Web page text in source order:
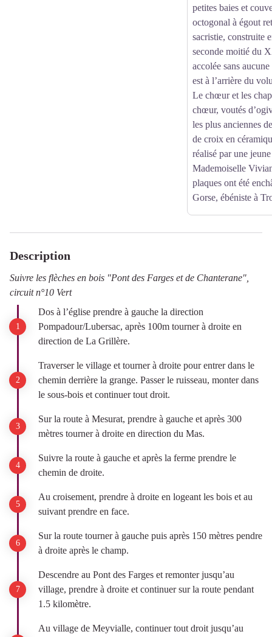
petites baies et
octogonal à égout
sacristie, construite
seconde moitié du
accolée sans
est à l’arrière du
Le chœur et les
chœur, voutés
les plus anciennes
de croix en
réalisé par une
Mademoiselle
plaques ont été
Gorse, ébéniste à
Description
Suivre les flèches en bois "Pont des Farges et de Chanterane",
circuit n°10 Vert
Dos à l’église prendre à gauche la direction
Pompadour/Lubersac, après 100m tourner à droite en
direction de La Grillère.
Traverser le village et tourner à droite pour entrer dans le
chemin derrière la grange. Passer le ruisseau, monter dans
le sous-bois et continuer tout droit.
Sur la route à Mesurat, prendre à gauche et après 300
mètres tourner à droite en direction du Mas.
Suivre la route à gauche et après la ferme prendre le
chemin de droite.
Au croisement, prendre à droite en logeant les bois et au
suivant prendre en face.
Sur la route tourner à gauche puis après 150 mètres pendre
à droite après le champ.
Descendre au Pont des Farges et remonter jusqu’au
village, prendre à droite et continuer sur la route pendant
1.5 kilomètre.
Au village de Meyvialle, continuer tout droit jusqu’au